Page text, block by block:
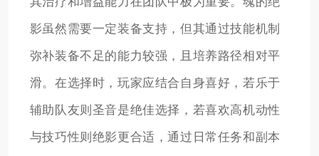
影虽然需要一定装备支持，但其通过技能机制
弥补装备不足的能力较强，且培养路径相对平
滑。在选择时，玩家应结合自身喜好，若乐于
辅助队友则圣音是绝佳选择，若喜欢高机动性
与技巧性则绝影更合适，通过日常任务和副本